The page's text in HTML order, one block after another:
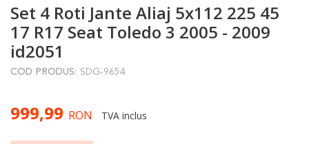
to
the
beginning
of
the
gallery
Set 4 Roti Jante Aliaj 5x112 225 45
17 R17 Seat Toledo 3 2005 - 2009
id2051
COD PRODUS: SDG-9654
999,99 RON TVA inclus